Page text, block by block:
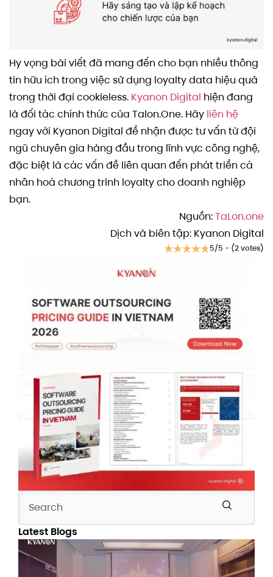
Hy vọng bài viết đã mang đến cho bạn nhiều thông
tin hữu ích trong việc sử dụng loyalty data hiệu quả
trong thời đại cookieless. Kyanon Digital hiện đang
là đối tác chính thức của Talon.One. Hãy liên hệ
ngay với Kyanon Digital để nhận được tư vấn từ đội
ngũ chuyên gia hàng đầu trong lĩnh vực công nghệ,
đặc biệt là các vấn đề liên quan đến phát triển cá
nhân hoá chương trình loyalty cho doanh nghiệp
bạn.
Nguồn:TaLon.one
Dịch và biên tập: Kyanon Digital
5/5 - (2 votes)
Latest Blogs